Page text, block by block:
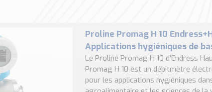
Proline Promag H 10
Applications hygiéniques de
Le Proline Promag H 10 d’Endress
Promag H 10 est un débitmètre
pour les applications hygiéniques